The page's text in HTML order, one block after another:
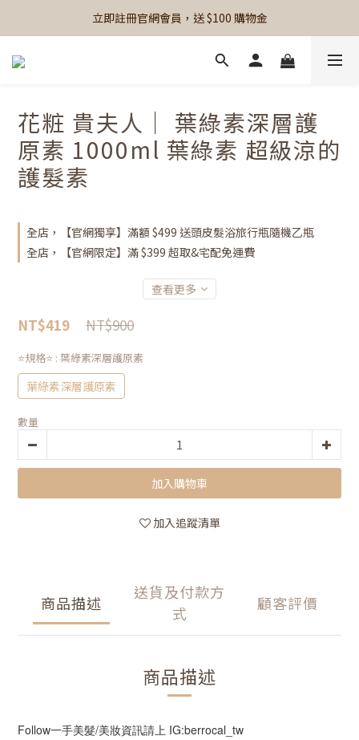
立即註冊官網會員，送 $100 購物金
花粧 貴夫人｜ 葉綠素深層護
原素 1000ml 葉綠素 超級涼的
護髮素
全店，【官網獨享】滿額 $499 送頭皮髮浴旅行瓶隨機乙瓶
全店，【官網限定】滿 $399 超取&宅配免運費
查看更多
NT$900
NT$419
⭐️規格⭐️ : 葉綠素深層護原素
葉綠素深層護原素
數量
加入購物車
加入追蹤清單
商品描述
送貨及付款方
式
顧客評價
商品描述
Follow一手美髮/美妝資訊請上 IG:berrocal_tw